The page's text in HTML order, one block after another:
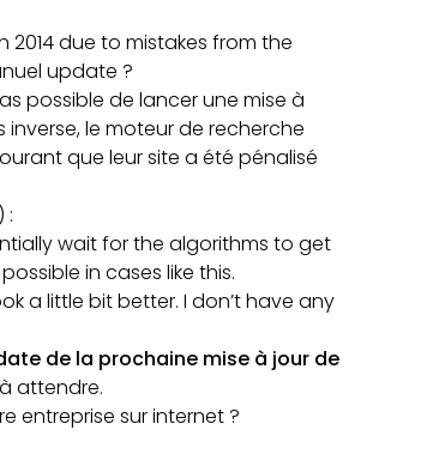
due to mistakes from the
update ?
possible de lancer une mise à
le moteur de recherche
que leur site a été pénalisé
:
wait for the algorithms to get
in cases like this.
a little bit better. I don’t have any
de la prochaine mise à jour de
attendre.
entreprise sur internet ?